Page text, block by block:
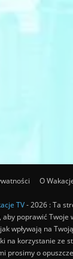
O
TV- 2026 : Ta
poprawić Twoje
wpływają na
na korzystanie ze
prosimy o